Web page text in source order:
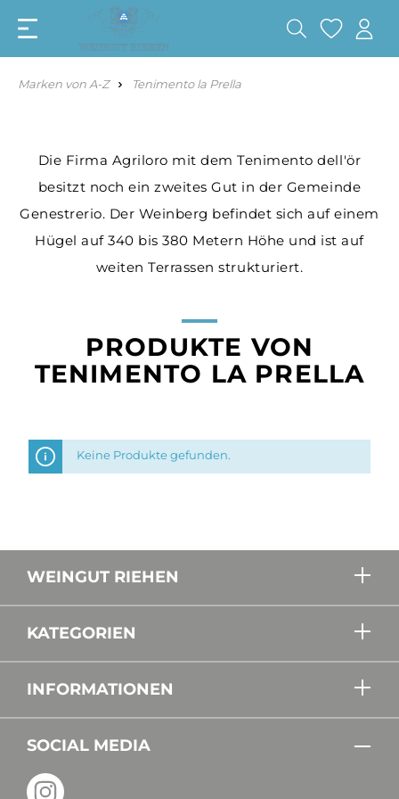
Marken von A-Z Tenimento la Prella
Die Firma Agriloro mit dem Tenimento dell'ör
besitzt noch ein zweites Gut in der Gemeinde
Genestrerio. Der Weinberg befindet sich auf einem
Hügel auf 340 bis 380 Metern Höhe und ist auf
weiten Terrassen strukturiert.
PRODUKTE VON
TENIMENTO LA PRELLA
Keine Produkte gefunden.
WEINGUT RIEHEN
KATEGORIEN
INFORMATIONEN
SOCIAL MEDIA